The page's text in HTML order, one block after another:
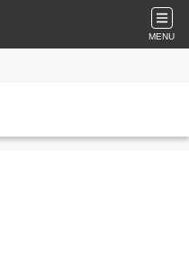
MENU